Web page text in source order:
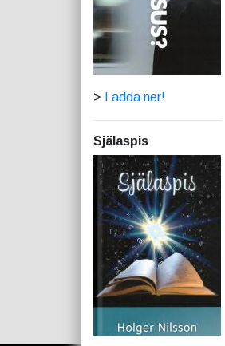
> Ladda ner!
Själaspis